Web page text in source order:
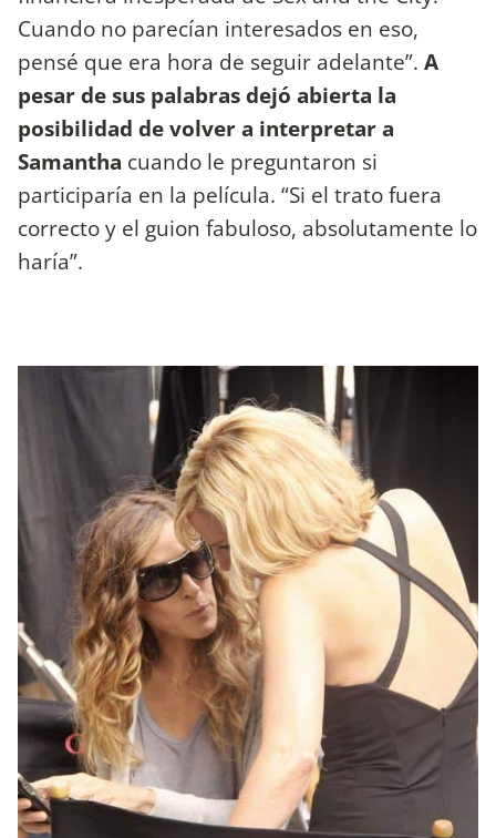
Cuando no parecían interesados ​​en eso,
pensé que era hora de seguir adelante”. A
pesar de sus palabras dejó abierta la
posibilidad de volver a interpretar a
Samantha cuando le preguntaron si
participaría en la película. “Si el trato fuera
correcto y el guion fabuloso, absolutamente lo
haría”.